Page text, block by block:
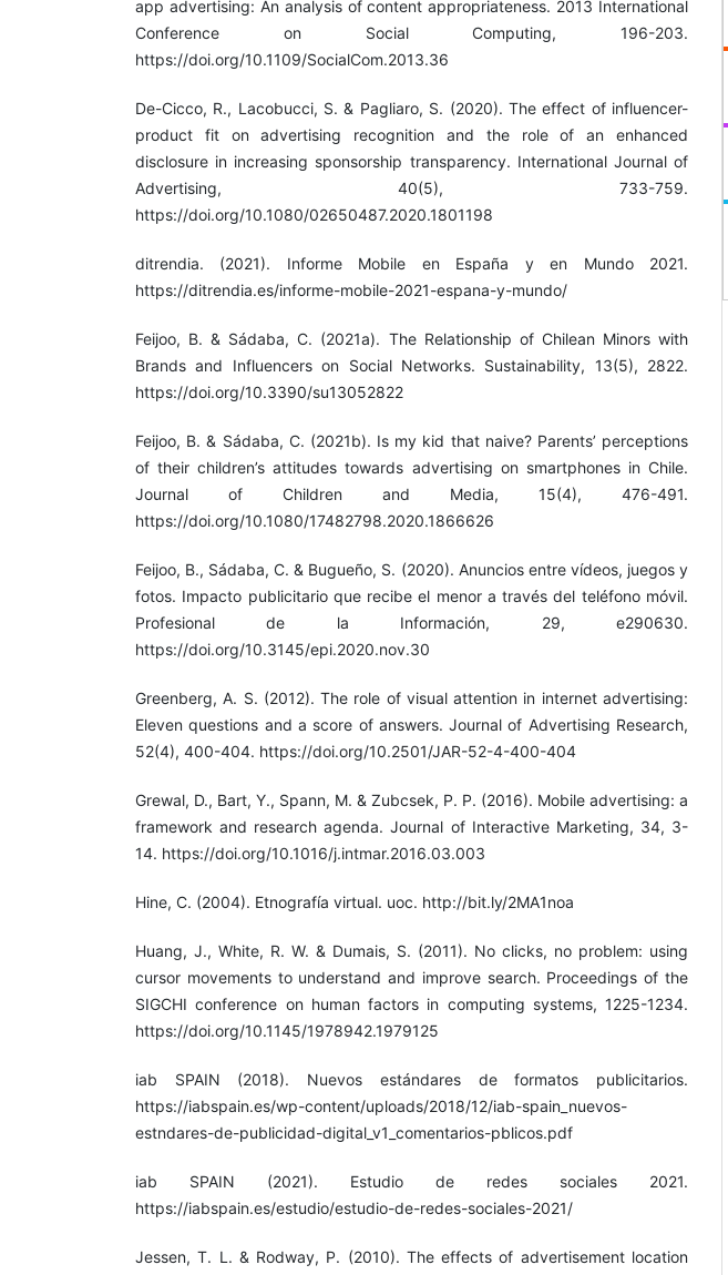
app advertising: An analysis of content appropriateness. 2013 International
Conference on Social Computing, 196-203.
https://doi.org/10.1109/SocialCom.2013.36
De-Cicco, R., Lacobucci, S. & Pagliaro, S. (2020). The effect of influencer-
product fit on advertising recognition and the role of an enhanced
disclosure in increasing sponsorship transparency. International Journal of
Advertising, 40(5), 733-759.
https://doi.org/10.1080/02650487.2020.1801198
ditrendia. (2021). Informe Mobile en España y en Mundo 2021.
https://ditrendia.es/informe-mobile-2021-espana-y-mundo/
Feijoo, B. & Sádaba, C. (2021a). The Relationship of Chilean Minors with
Brands and Influencers on Social Networks. Sustainability, 13(5), 2822.
https://doi.org/10.3390/su13052822
Feijoo, B. & Sádaba, C. (2021b). Is my kid that naive? Parents’ perceptions
of their children’s attitudes towards advertising on smartphones in Chile.
Journal of Children and Media, 15(4), 476-491.
https://doi.org/10.1080/17482798.2020.1866626
Feijoo, B., Sádaba, C. & Bugueño, S. (2020). Anuncios entre vídeos, juegos y
fotos. Impacto publicitario que recibe el menor a través del teléfono móvil.
Profesional de la Información, 29, e290630.
https://doi.org/10.3145/epi.2020.nov.30
Greenberg, A. S. (2012). The role of visual attention in internet advertising:
Eleven questions and a score of answers. Journal of Advertising Research,
52(4), 400-404. https://doi.org/10.2501/JAR-52-4-400-404
Grewal, D., Bart, Y., Spann, M. & Zubcsek, P. P. (2016). Mobile advertising: a
framework and research agenda. Journal of Interactive Marketing, 34, 3-
14. https://doi.org/10.1016/j.intmar.2016.03.003
Hine, C. (2004). Etnografía virtual. uoc. http://bit.ly/2MA1noa
Huang, J., White, R. W. & Dumais, S. (2011). No clicks, no problem: using
cursor movements to understand and improve search. Proceedings of the
SIGCHI conference on human factors in computing systems, 1225-1234.
https://doi.org/10.1145/1978942.1979125
iab SPAIN (2018). Nuevos estándares de formatos publicitarios.
https://iabspain.es/wp-content/uploads/2018/12/iab-spain_nuevos-
estndares-de-publicidad-digital_v1_comentarios-pblicos.pdf
iab SPAIN (2021). Estudio de redes sociales 2021.
https://iabspain.es/estudio/estudio-de-redes-sociales-2021/
Jessen, T. L. & Rodway, P. (2010). The effects of advertisement location